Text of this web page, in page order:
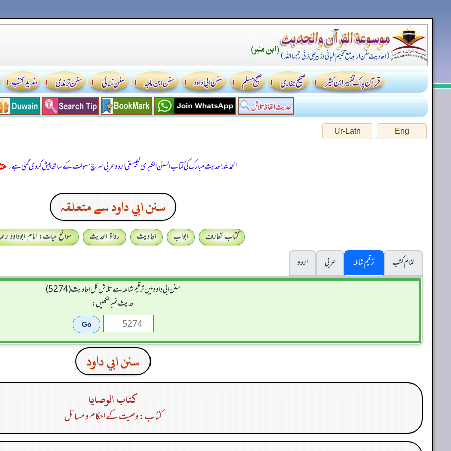
Eng
Ur-Latn
الحمدللہ! حدیث مبارک کی کتاب السنن الكبرى للبيهقي اردو عربی سرچ سہولت کے ساتھ پیش کر دی گئی ہے۔
سنن ابي داود سے متعلقہ
کتاب تعارف ابواب احادیث رواۃ الحدیث
سوانح حیات: امام ابوداود
تمام کتب
ترقیم شاملہ عربی
اردو
سنن ابي داود میں ترقیم شاملہ سے تلاش کل احادیث (5274)
حدیث نمبر لکھیں:
سنن ابي داود
كتاب الوصايا
کتاب: وصیت کے احکام و مسائل